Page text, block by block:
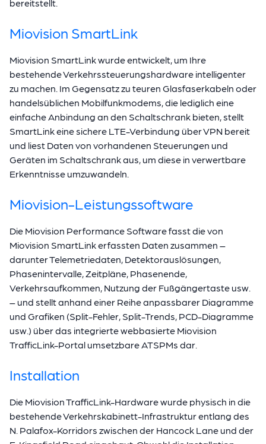
bereitstellt.
Miovision SmartLink
Miovision SmartLink wurde entwickelt, um Ihre
bestehende Verkehrssteuerungshardware intelligenter
zu machen. Im Gegensatz zu teuren Glasfaserkabeln oder
handelsüblichen Mobilfunkmodems, die lediglich eine
einfache Anbindung an den Schaltschrank bieten, stellt
SmartLink eine sichere LTE-Verbindung über VPN bereit
und liest Daten von vorhandenen Steuerungen und
Geräten im Schaltschrank aus, um diese in verwertbare
Erkenntnisse umzuwandeln.
Miovision-Leistungssoftware
Die Miovision Performance Software fasst die von
Miovision SmartLink erfassten Daten zusammen –
darunter Telemetriedaten, Detektorauslösungen,
Phasenintervalle, Zeitpläne, Phasenende,
Verkehrsaufkommen, Nutzung der Fußgängertaste usw.
– und stellt anhand einer Reihe anpassbarer Diagramme
und Grafiken (Split-Fehler, Split-Trends, PCD-Diagramme
usw.) über das integrierte webbasierte Miovision
TrafficLink-Portal umsetzbare ATSPMs dar.
Installation
Die Miovision TrafficLink-Hardware wurde physisch in die
bestehende Verkehrskabinett-Infrastruktur entlang des
N. Palafox-Korridors zwischen der Hancock Lane und der